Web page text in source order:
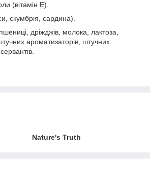
(вітамін E).
скумбрія, сардина).
дріжджів, молока, лактоза,
ароматизаторів, штучних
Nature's Truth